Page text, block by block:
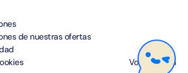
de nuestras ofertas
Volver arriba